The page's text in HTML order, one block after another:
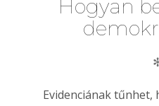
Hogyan
Evidenciának tűnhet,